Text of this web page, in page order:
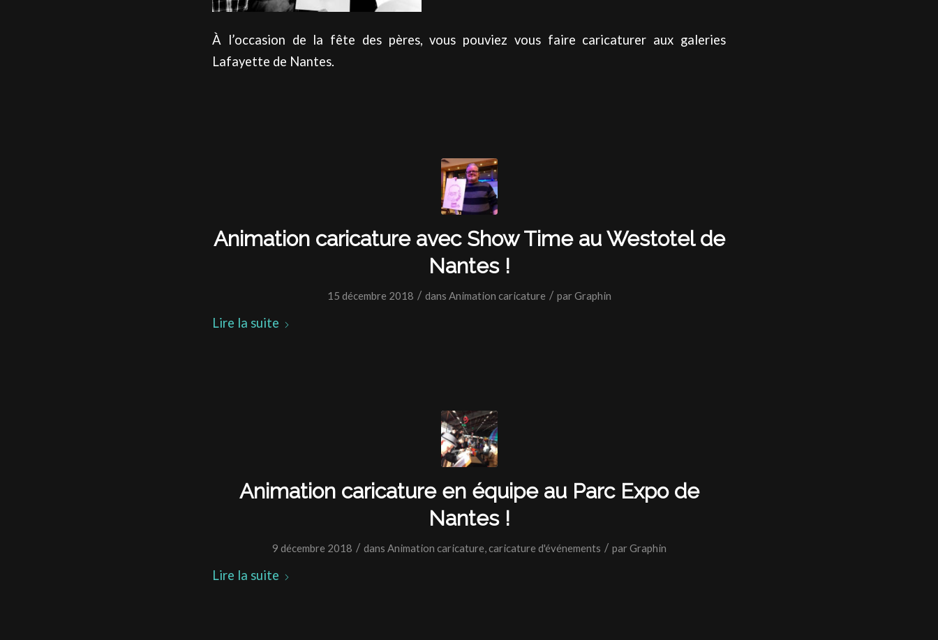
À l’occasion de la fête des pères, vous pouviez vous faire caricaturer aux galeries
Lafayette de Nantes.
Animation caricature avec Show Time au Westotel de
Nantes !
15 décembre 2018 / dans Animation caricature / parGraphin
Lire la suite
Animation caricature en équipe au Parc Expo de
Nantes !
9 décembre 2018 / dans Animation caricature,caricature d'événements / parGraphin
Lire la suite